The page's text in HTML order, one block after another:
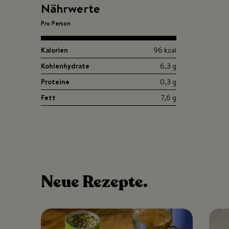
Nährwerte
Pro Person
Kalorien
96 kcal
Kohlenhydrate
6,3 g
Proteine
0,3 g
Fett
7,6 g
NeueRezepte.